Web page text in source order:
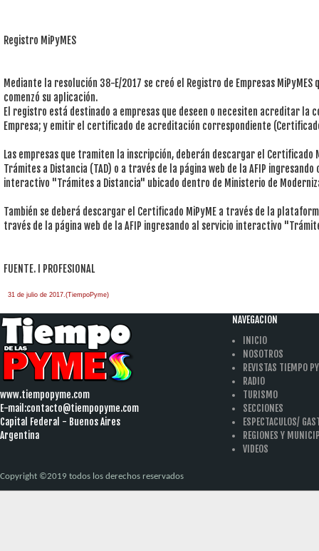
Registro MiPyMES
Mediante la resolución 38-E/2017 se creó el Registro de Empresas
comenzó su aplicación.
El registro está destinado a empresas que deseen o necesiten acreditar la
Empresa; y emitir el certificado de acreditación correspondiente
Las empresas que tramiten la inscripción, deberán descargar el Certificado
Trámites a Distancia (TAD) o a través de la página web de la AFIP
interactivo "Trámites a Distancia" ubicado dentro de Ministerio de
También se deberá descargar el Certificado MiPyME a través de la
través de la página web de la AFIP ingresando al servicio interactivo
FUENTE. I PROFESIONAL
31 de julio de 2017.(TiempoPyme)
www.tiempopyme.com
E-mail:contacto@tiempopyme.com
Capital Federal - Buenos Aires
Argentina
NAVEGACION
INICIO
NOSOTROS
REVISTAS TIEMPO
RADIO
TURISMO
SECCIONES
ESPECTACULOS/
REGIONES Y
VIDEOS
Copyright ©2019 todos los derechos reservados